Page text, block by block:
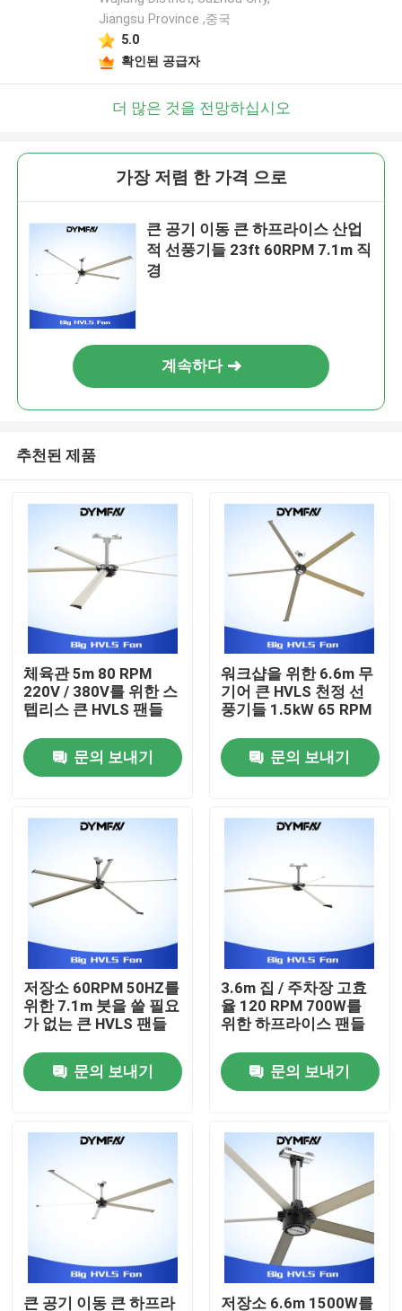
우리에 대하여
공장 여행
품질 관리
연락주세요
인용문을 요구하세요
큰 HVLS 팬들
상업적 HVLS 팬들
Jiangsu Province ,중국
5.0
확인된 공급자
더 많은 것을 전망하십시오
가장 저렴 한 가격 으로
큰 공기 이동 큰 하프라이스 산업
적 선풍기들 23ft 60RPM 7.1m 직
경
계속하다
추천된 제품
체육관 5m 80 RPM
220V / 380V를 위한 스
텝리스 큰 HVLS 팬들
문의 보내기
워크샵을 위한 6.6m 무
기어 큰 HVLS 천정 선
풍기들 1.5kW 65 RPM
문의 보내기
저장소 60RPM 50HZ를
위한 7.1m 붓을 쓸 필요
가 없는 큰 HVLS 팬들
문의 보내기
3.6m 집 / 주차장 고효
율 120 RPM 700W를
위한 하프라이스 팬들
문의 보내기
큰 공기 이동 큰 하프라 저장소 6.6m 1500W를